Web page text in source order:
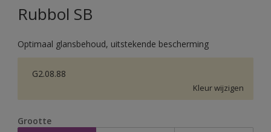
Rubbol SB
Optimaal glansbehoud, uitstekende bescherming
G2.08.88
Kleur wijzigen
Grootte